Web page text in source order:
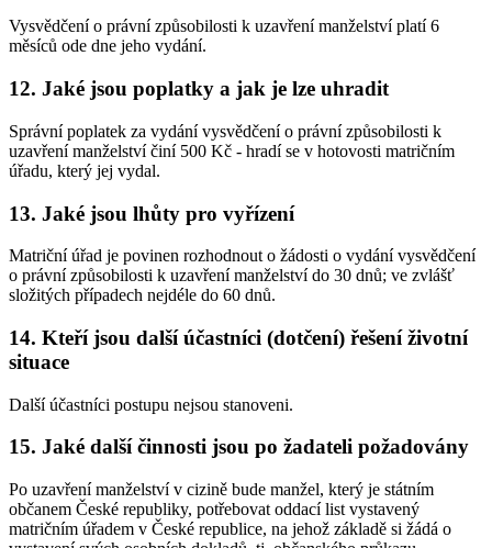
Vysvědčení o právní způsobilosti k uzavření manželství platí 6
měsíců ode dne jeho vydání.
12. Jaké jsou poplatky a jak je lze uhradit
Správní poplatek za vydání vysvědčení o právní způsobilosti k
uzavření manželství činí 500 Kč - hradí se v hotovosti matričním
úřadu, který jej vydal.
13. Jaké jsou lhůty pro vyřízení
Matriční úřad je povinen rozhodnout o žádosti o vydání vysvědčení
o právní způsobilosti k uzavření manželství do 30 dnů; ve zvlášť
složitých případech nejdéle do 60 dnů.
14. Kteří jsou další účastníci (dotčení) řešení životní
situace
Další účastníci postupu nejsou stanoveni.
15. Jaké další činnosti jsou po žadateli požadovány
Po uzavření manželství v cizině bude manžel, který je státním
občanem České republiky, potřebovat oddací list vystavený
matričním úřadem v České republice, na jehož základě si žádá o